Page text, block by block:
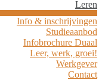
Leren
Info & inschrijvingen
Studieaanbod
Infobrochure Duaal
Leer, werk, groei!
Werkgever
Contact